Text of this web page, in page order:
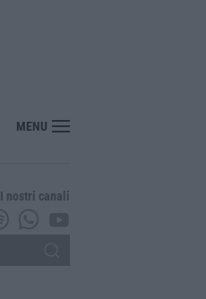
MENU
I nostri canali